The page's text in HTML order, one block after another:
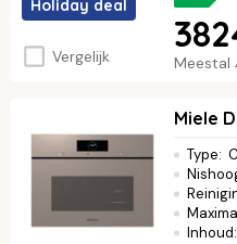
Holiday deal
Vergelijk Meestal
Miele
Type:
Inhoud: